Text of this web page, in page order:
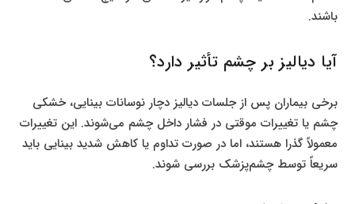
باشند.
آیا دیالیز بر چشم تأثیر دارد؟
برخی بیماران پس از جلسات دیالیز دچار نوسانات بینایی، خشکی
چشم یا تغییرات موقتی در فشار داخل چشم می‌شوند. این تغییرات
معمولاً گذرا هستند، اما در صورت تداوم یا کاهش شدید بینایی باید
سریعاً توسط چشم‌پزشک بررسی شوند.